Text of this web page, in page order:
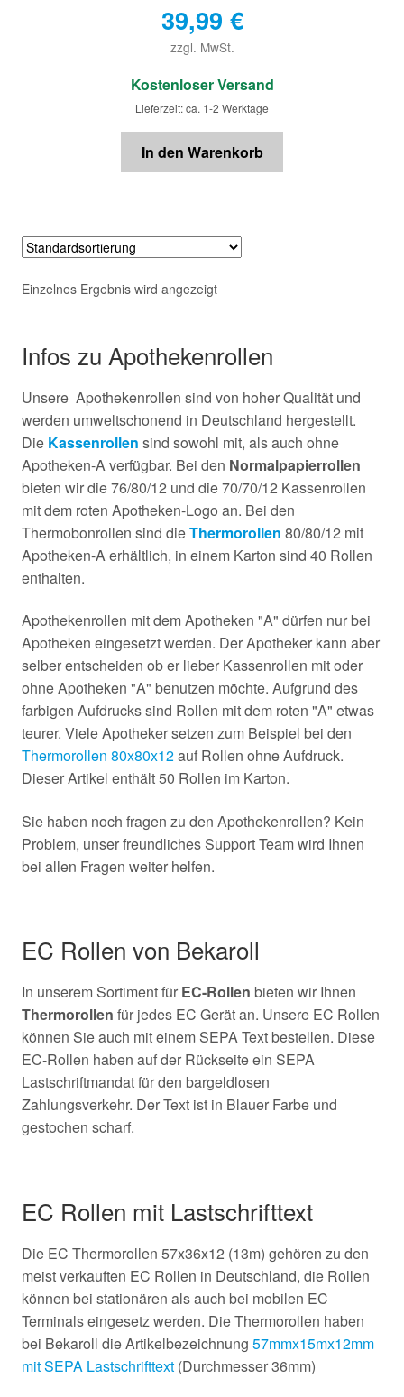
39,99 €
zzgl. MwSt.
€
Kostenloser Versand
Lieferzeit: ca. 1-2 Werktage
In den Warenkorb
Einzelnes Ergebnis wird angezeigt
Infos zu Apothekenrollen
Unsere Apothekenrollen sind von hoher Qualität und
werden umweltschonend in Deutschland hergestellt.
Die Kassenrollen sind sowohl mit, als auch ohne
Apotheken-A verfügbar. Bei den Normalpapierrollen
bieten wir die 76/80/12 und die 70/70/12 Kassenrollen
mit dem roten Apotheken-Logo an. Bei den
Thermobonrollen sind dieThermorollen 80/80/12 mit
Apotheken-A erhältlich, in einem Karton sind 40 Rollen
enthalten.
Apothekenrollen mit dem Apotheken "A" dürfen nur bei
Apotheken eingesetzt werden. Der Apotheker kann aber
selber entscheiden ob er lieber Kassenrollen mit oder
ohne Apotheken "A" benutzen möchte. Aufgrund des
farbigen Aufdrucks sind Rollen mit dem roten "A" etwas
teurer. Viele Apotheker setzen zum Beispiel bei den
Thermorollen 80x80x12auf Rollen ohne Aufdruck.
Dieser Artikel enthält 50 Rollen im Karton.
Sie haben noch fragen zu den Apothekenrollen? Kein
Problem, unser freundliches Support Team wird Ihnen
bei allen Fragen weiter helfen.
EC Rollen von Bekaroll
In unserem Sortiment für EC-Rollen bieten wir Ihnen
Thermorollen für jedes EC Gerät an. Unsere EC Rollen
können Sie auch mit einem SEPA Text bestellen. Diese
EC-Rollen haben auf der Rückseite ein SEPA
Lastschriftmandat für den bargeldlosen
Zahlungsverkehr. Der Text ist in Blauer Farbe und
gestochen scharf.
EC Rollen mit Lastschrifttext
Die EC Thermorollen 57x36x12 (13m) gehören zu den
meist verkauften EC Rollen in Deutschland, die Rollen
können bei stationären als auch bei mobilen EC
Terminals eingesetz werden. Die Thermorollen haben
bei Bekaroll die Artikelbezeichnung 57mmx15mx12mm
mit SEPA Lastschrifttext (Durchmesser 36mm)